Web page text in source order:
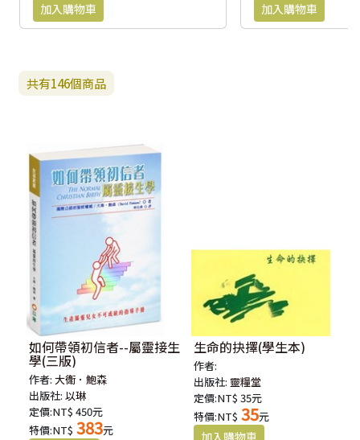
共有146個商品
如何帶領初信者--屬靈接生
學(三版)
作者:大衛．鮑森
出版社:以琳
定價:NT$ 450元
特價:NT$ 383元
生命的抉擇(學生本)
作者:
出版社: 靈糧堂
定價:NT$ 35元
特價:NT$ 35元